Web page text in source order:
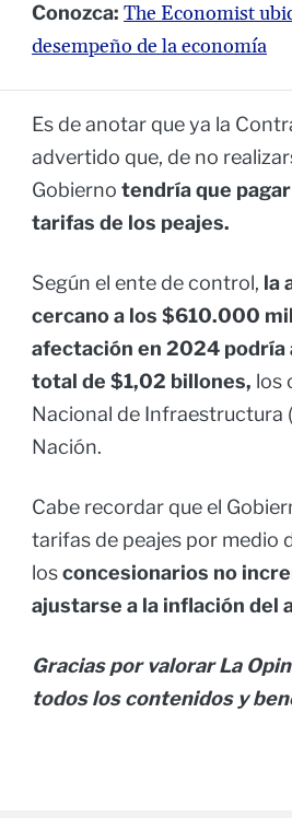
Conozca: The Economist
desempeño de la economía
Es de anotar que ya la
advertido que, de no
Gobierno tendría que
tarifas de los peajes.
Según el ente de control, la
cercano a los $610.000
afectación en 2024 podría
total de $1,02 billones, los
Nacional de Infraestructura
Nación.
Cabe recordar que el
tarifas de peajes por medio
losconcesionarios no
ajustarse a la inflación del
Gracias por valorar La
todos los contenidos y